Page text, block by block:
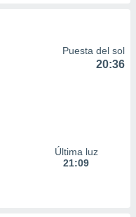
Puesta del sol
20:36
Última luz
21:09